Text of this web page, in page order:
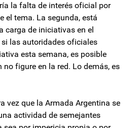
la falta de interés oficial por
el tema. La segunda, está
carga de iniciativas en el
si las autoridades oficiales
esta semana, es posible
figure en la red. Lo demás, es
vez que la Armada Argentina se
actividad de semejantes